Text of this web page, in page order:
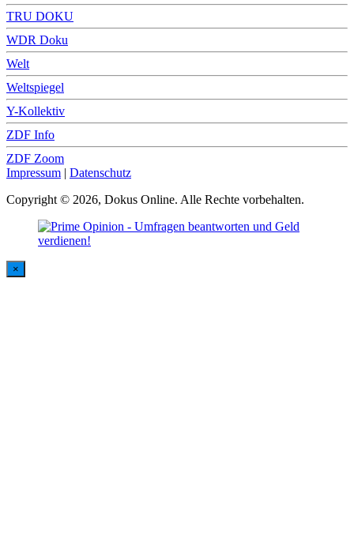
TRU DOKU
WDR Doku
Welt
Weltspiegel
Y-Kollektiv
ZDF Info
ZDF Zoom
Impressum | Datenschutz
Copyright © 2026, Dokus Online. Alle Rechte vorbehalten.
×